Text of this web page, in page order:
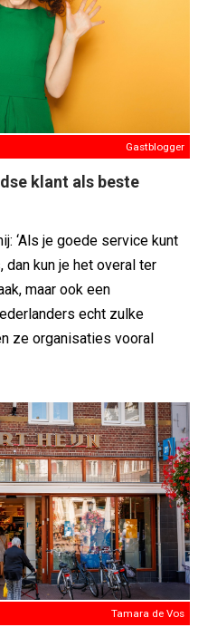
Gastblogger
klant als beste
‘Als je goede service kunt
dan kun je het overal ter
maar ook een
echt zulke
ze organisaties vooral
Tamara de Vos